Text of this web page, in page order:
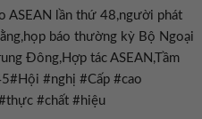
ASEAN lần thứ 48,người phát
báo thường kỳ Bộ Ngoại
Đông,Hợp tác ASEAN,Tầm
#nghị #Cấp #cao
#chất #hiệu